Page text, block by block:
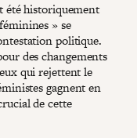
été historiquement
» se
politique.
des changements
qui rejettent le
gagnent en
de cette